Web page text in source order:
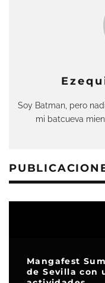
Soy Batman, pero
mi batcueva
Mangafest
de Sevilla con